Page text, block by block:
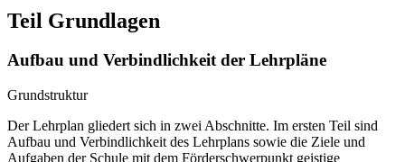
Teil Grundlagen
Aufbau und Verbindlichkeit der Lehrpläne
Grundstruktur
Der Lehrplan gliedert sich in zwei Abschnitte. Im ersten Teil sind
Aufbau und Verbindlichkeit des Lehrplans sowie die Ziele und
Aufgaben der Schule mit dem Förderschwerpunkt geistige